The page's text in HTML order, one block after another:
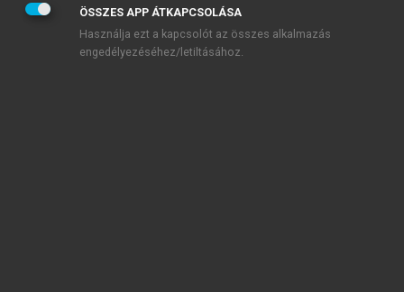
ÖSSZES APP ÁTKAPCSOLÁSA
Használja ezt a kapcsolót az összes alkalmazás
engedélyezéséhez/letiltásához.